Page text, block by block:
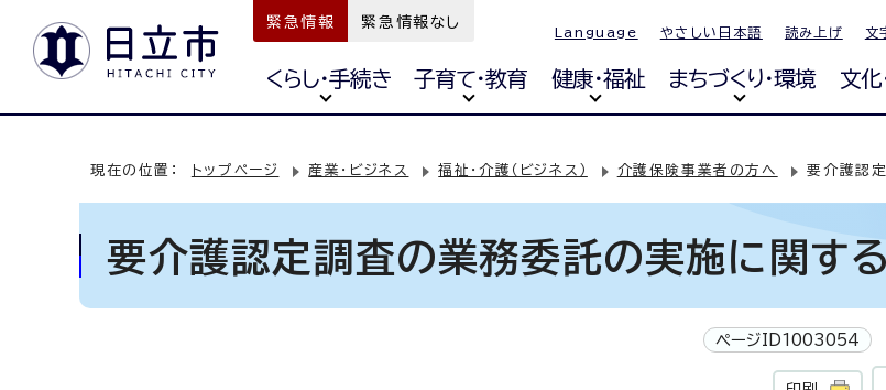
緊急情報 緊急情報なし
Language やさしい日本語 読み上げ 文
くらし・手続き 子育て・教育 健康・福祉 まちづくり・環境 文化
現在の位置： トップページ 産業・ビジネス 福祉・介護（ビジネス） 介護保険事業者の方へ 要介護認
要介護認定調査の業務委託の実施に関す
ページID1003054